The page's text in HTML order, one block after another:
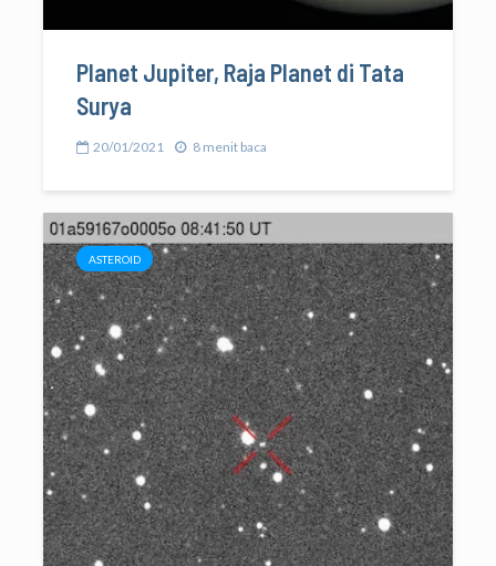
Planet Jupiter, Raja Planet di Tata
Surya
20/01/2021 8 menit baca
ASTEROID